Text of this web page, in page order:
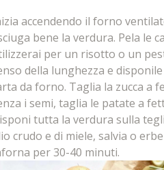
accendendo il forno
bene la verdura. Pela le
per un risotto o un
della lunghezza e
da forno. Taglia la zucca a
i semi, taglia le patate a
tutta la verdura sulla
crudo e di miele, salvia o
per 30-40 minuti.